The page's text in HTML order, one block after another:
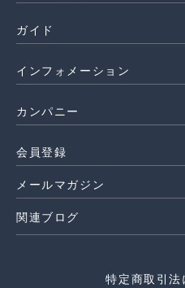
ガイド
インフォメーション
カンパニー
会員登録
メールマガジン
関連ブログ
特定商取引